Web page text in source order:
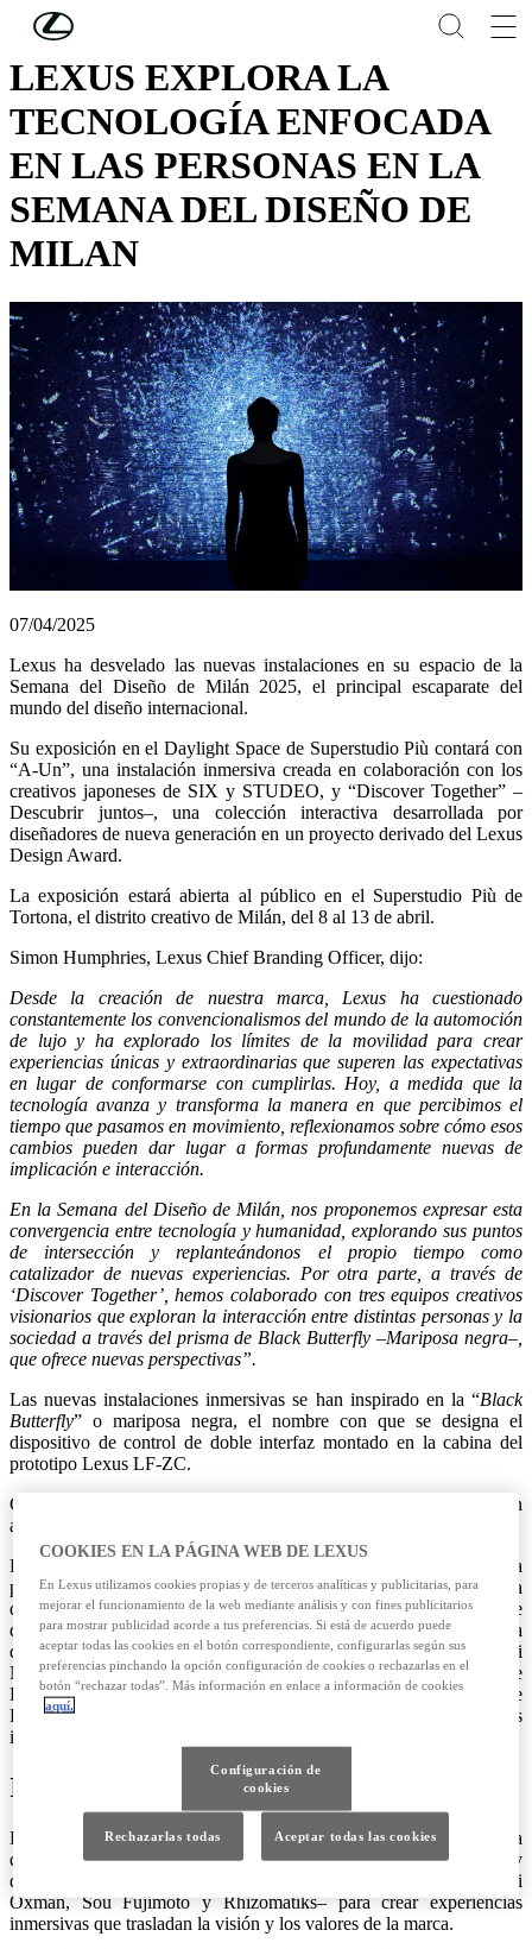
Skip to Main Content
LEXUS EXPLORA LA
TECNOLOGÍA ENFOCADA
EN LAS PERSONAS EN LA
SEMANA DEL DISEÑO DE
MILAN
07/04/2025
Lexus ha desvelado las nuevas instalaciones en su espacio de la
Semana del Diseño de Milán 2025, el principal escaparate del
mundo del diseño internacional.
Su exposición en el Daylight Space de Superstudio Più contará con
“A-Un”, una instalación inmersiva creada en colaboración con los
creativos japoneses de SIX y STUDEO, y “Discover Together” –
Descubrir juntos–, una colección interactiva desarrollada por
diseñadores de nueva generación en un proyecto derivado del Lexus
Design Award.
La exposición estará abierta al público en el Superstudio Più de
Tortona, el distrito creativo de Milán, del 8 al 13 de abril.
Simon Humphries, Lexus Chief Branding Officer, dijo:
Desde la creación de nuestra marca, Lexus ha cuestionado
constantemente los convencionalismos del mundo de la automoción
de lujo y ha explorado los límites de la movilidad para crear
experiencias únicas y extraordinarias que superen las expectativas
en lugar de conformarse con cumplirlas. Hoy, a medida que la
tecnología avanza y transforma la manera en que percibimos el
tiempo que pasamos en movimiento, reflexionamos sobre cómo esos
cambios pueden dar lugar a formas profundamente nuevas de
implicación e interacción.
En la Semana del Diseño de Milán, nos proponemos expresar esta
convergencia entre tecnología y humanidad, explorando sus puntos
de intersección y replanteándonos el propio tiempo como
catalizador de nuevas experiencias. Por otra parte, a través de
‘Discover Together’, hemos colaborado con tres equipos creativos
visionarios que exploran la interacción entre distintas personas y la
sociedad a través del prisma de Black Butterfly –Mariposa negra–,
que ofrece nuevas perspectivas”.
Las nuevas instalaciones inmersivas se han inspirado en la “Black
Butterfly” o mariposa negra, el nombre con que se designa el
dispositivo de control de doble interfaz montado en la cabina del
prototipo Lexus LF-ZC.
Cada una de ellas explora cómo las tecnologías futuras acercarán
aún más a personas y máquinas a través de la movilidad.
Hoy 7 de abril, se inaugura oficialmente la exposición, con la
presencia de Pascal Ruch, vicepresidente de Lexus y de la Cadena
de Valor en Toyota Motor Europe. Hablarán también el presidente
de Lexus International, Takashi Watanabe, y el director general de la
división de Diseño de Lexus, Koichi Suga. Junto con Takeshi
Nozoe, de SIX, Tatsuki Ikezawa, de STUDEO, y representantes de
Bascule Inc., la Northeastern University y diseñadores internos de
Lexus, compartirán datos de interés sobre estas revolucionarias
instalaciones y el futuro de la movilidad y el diseño.
Instalación A-Un
Durante las dos décadas desde su primera aparición en la Semana
del Diseño de Milán. en 2005, Lexus ha colaborado con artistas y
diseñadores de renombre mundial –como Philippe Nigro, Neri
Oxman, Sou Fujimoto y Rhizomatiks– para crear experiencias
inmersivas que trasladan la visión y los valores de la marca.
COOKIES EN LA PÁGINA WEB DE LEXUS
En Lexus utilizamos cookies propias y de terceros analíticas y publicitarias, para
mejorar el funcionamiento de la web mediante análisis y con fines publicitarios
para mostrar publicidad acorde a tus preferencias. Si está de acuerdo puede
aceptar todas las cookies en el botón correspondiente, configurarlas según sus
preferencias pinchando la opción configuración de cookies o rechazarlas en el
botón “rechazar todas”. Más información en enlace a información de cookies
aquí.
Configuración de
cookies
Rechazarlas todas Aceptar todas las cookies